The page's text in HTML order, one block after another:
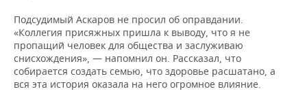
Подсудимый Аскаров не просил об оправдании.
«Коллегия присяжных пришла к выводу, что я не
пропащий человек для общества и заслуживаю
снисхождения», — напомнил он. Рассказал, что
собирается создать семью, что здоровье расшатано, а
вся эта история оказала на него огромное влияние.